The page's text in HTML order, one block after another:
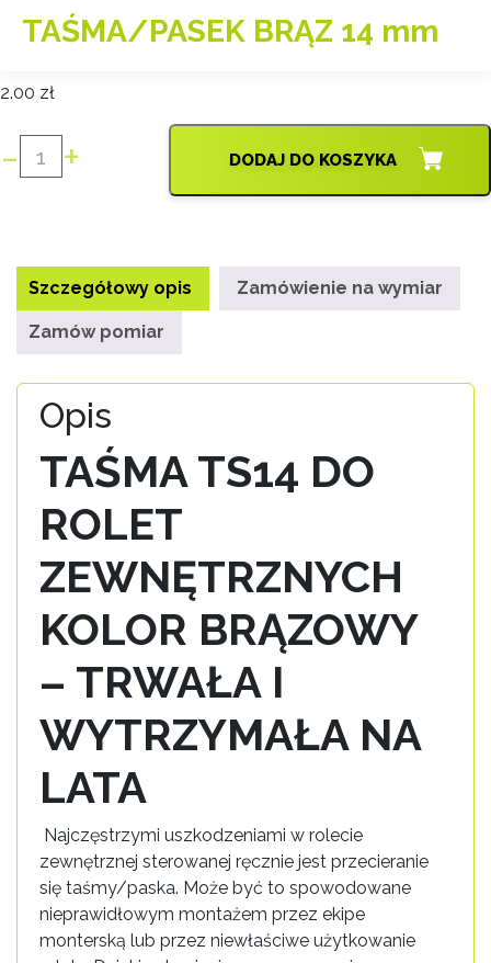
TAŚMA/PASEK BRĄZ 14 mm
2.00 zł
-
ilość
mm
+ DODAJ DO KOSZYKA
Szczegółowy opis Zamówienie na wymiar
Zamów pomiar
Opis
TAŚMA TS14 DO
ROLET
ZEWNĘTRZNYCH
KOLOR BRĄZOWY
– TRWAŁA I
WYTRZYMAŁA NA
LATA
Najczęstrzymi uszkodzeniami w rolecie
zewnętrznej sterowanej ręcznie jest przecieranie
się taśmy/paska. Może być to spowodowane
nieprawidłowym montażem przez ekipe
monterską lub przez niewłaściwe użytkowanie